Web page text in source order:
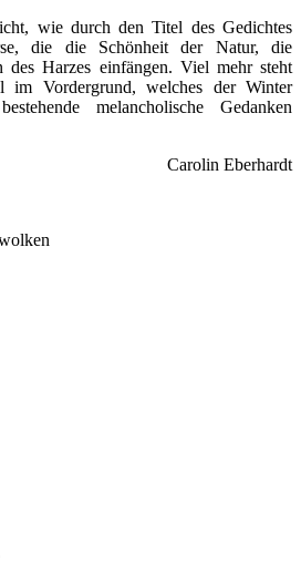
wie durch den Titel des Gedichtes
die die Schönheit der Natur, die
des Harzes einfängen. Viel mehr steht
im Vordergrund, welches der Winter
melancholische Gedanken
Carolin Eberhardt